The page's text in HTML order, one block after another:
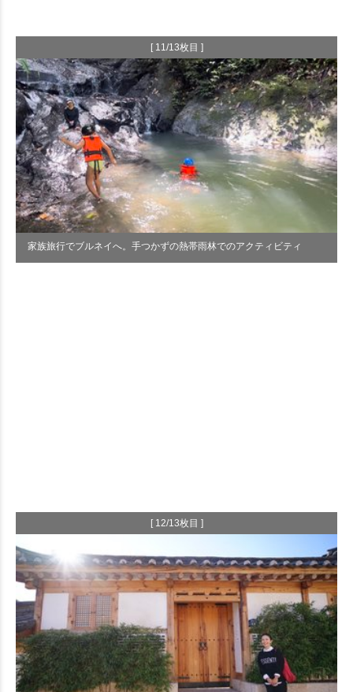
[ 11/13枚目 ]
家族旅行でブルネイへ。手つかずの熱帯雨林でのアクティビティ
[ 12/13枚目 ]